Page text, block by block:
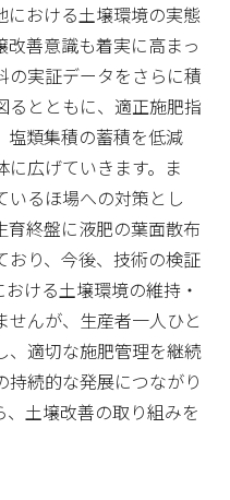
おける土壌環境の実態
善意識も着実に高まっ
の実証データをさらに積
るとともに、適正施肥指
塩類集積の蓄積を低減
に広げていきます。ま
いるほ場への対策とし
育終盤に液肥の葉面散布
おり、今後、技術の検証
ける土壌環境の維持・
んが、生産者一人ひと
、適切な施肥管理を継続
続的な発展につながり
土壌改善の取り組みを